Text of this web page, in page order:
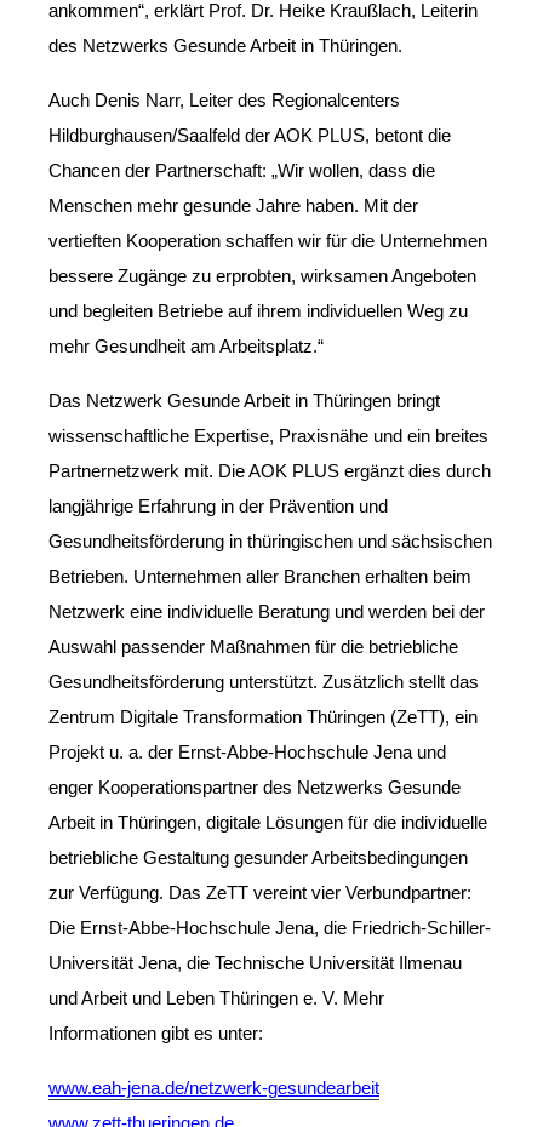
ankommen“, erklärt Prof. Dr. Heike Kraußlach, Leiterin
des Netzwerks Gesunde Arbeit in Thüringen.
Auch Denis Narr, Leiter des Regionalcenters
Hildburghausen/Saalfeld der AOK PLUS, betont die
Chancen der Partnerschaft: „Wir wollen, dass die
Menschen mehr gesunde Jahre haben. Mit der
vertieften Kooperation schaffen wir für die Unternehmen
bessere Zugänge zu erprobten, wirksamen Angeboten
und begleiten Betriebe auf ihrem individuellen Weg zu
mehr Gesundheit am Arbeitsplatz.“
Das Netzwerk Gesunde Arbeit in Thüringen bringt
wissenschaftliche Expertise, Praxisnähe und ein breites
Partnernetzwerk mit. Die AOK PLUS ergänzt dies durch
langjährige Erfahrung in der Prävention und
Gesundheitsförderung in thüringischen und sächsischen
Betrieben. Unternehmen aller Branchen erhalten beim
Netzwerk eine individuelle Beratung und werden bei der
Auswahl passender Maßnahmen für die betriebliche
Gesundheitsförderung unterstützt. Zusätzlich stellt das
Zentrum Digitale Transformation Thüringen (ZeTT), ein
Projekt u. a. der Ernst-Abbe-Hochschule Jena und
enger Kooperationspartner des Netzwerks Gesunde
Arbeit in Thüringen, digitale Lösungen für die individuelle
betriebliche Gestaltung gesunder Arbeitsbedingungen
zur Verfügung. Das ZeTT vereint vier Verbundpartner:
Die Ernst-Abbe-Hochschule Jena, die Friedrich-Schiller-
Universität Jena, die Technische Universität Ilmenau
und Arbeit und Leben Thüringen e. V. Mehr
Informationen gibt es unter:
www.eah-jena.de/netzwerk-gesundearbeit